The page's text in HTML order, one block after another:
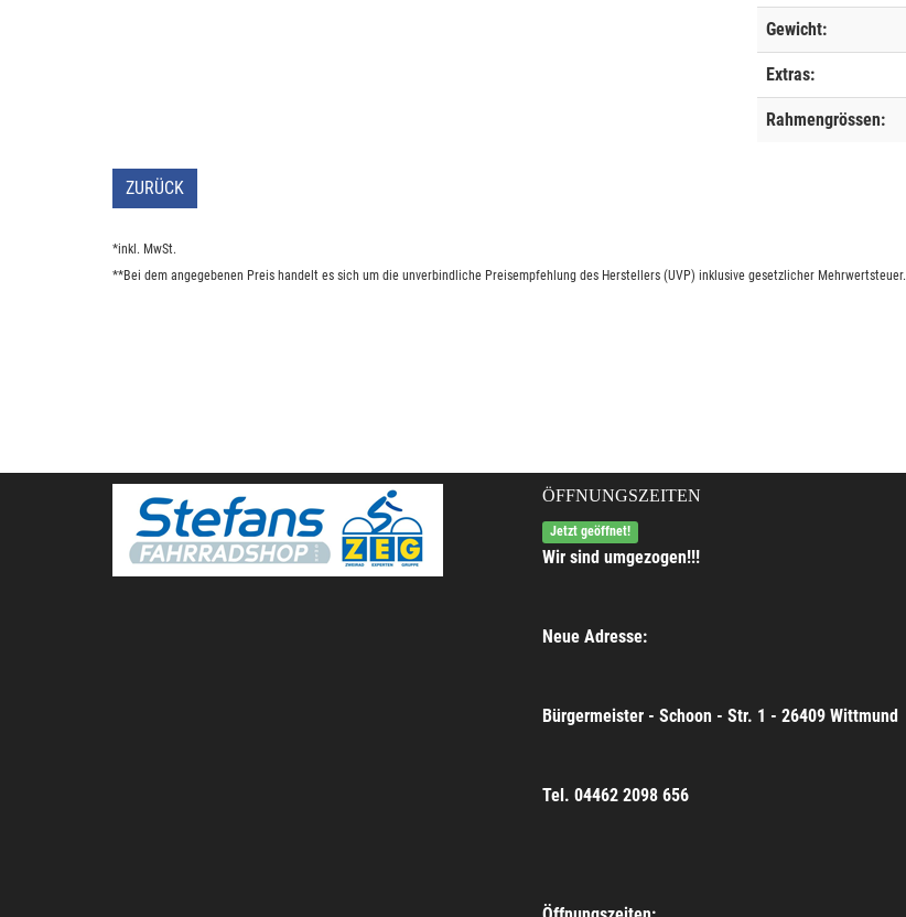
Gewicht:
Extras:
Rahmengrössen:
ZURÜCK
*inkl. MwSt.
**Bei dem angegebenen Preis handelt es sich um die unverbindliche Preisempfehlung des Herstellers (UVP) inklusive gesetzlicher Mehrwertsteuer.
ÖFFNUNGSZEITEN
Jetzt geöffnet!
Wir sind umgezogen!!!
Neue Adresse:
Bürgermeister - Schoon - Str. 1 - 26409 Wittmund
Tel. 04462 2098 656